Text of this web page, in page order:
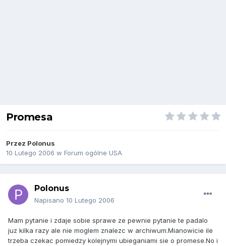
Promesa
Przez Polonus
10 Lutego 2006 w Forum ogólne USA
Polonus
Napisano 10 Lutego 2006
Mam pytanie i zdaje sobie sprawe ze pewnie pytanie te padalo
juz kilka razy ale nie moglem znalezc w archiwum.Mianowicie ile
trzeba czekac pomiedzy kolejnymi ubieganiami sie o promese.No i